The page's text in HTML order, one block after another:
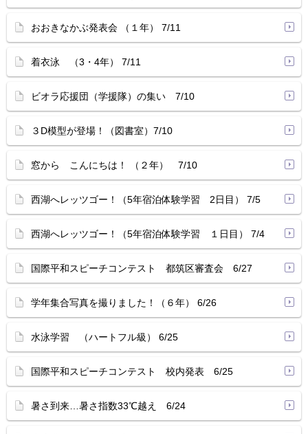
おおきなかぶ発表会 （１年） 7/11
着衣泳 （3・4年） 7/11
ビオラ応援団（学援隊）の集い 7/10
３D模型が登場！（図書室）7/10
窓から こんにちは！ （２年） 7/10
西湖へレッツゴー！（5年宿泊体験学習 2日目） 7/5
西湖へレッツゴー！（5年宿泊体験学習 １日目） 7/4
国際平和スピーチコンテスト 都筑区審査会 6/27
学年集合写真を撮りました！（６年） 6/26
水泳学習 （ハートフル級） 6/25
国際平和スピーチコンテスト 校内発表 6/25
暑さ到来…暑さ指数33℃越え 6/24